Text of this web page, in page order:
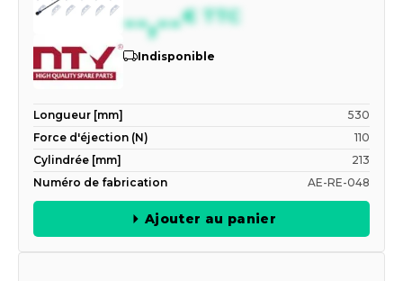
--,--€ TTC
Indisponible
Longueur [mm]
530
Force d'éjection (N)
110
Cylindrée [mm]
213
Numéro de fabrication
AE-RE-048
Ajouter au panier